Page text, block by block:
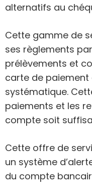
alternatifs au
Cette gamme de
ses règlements
prélèvements et
carte de
systématique.
paiements et les
compte soit
Cette offre de
un système
du compte